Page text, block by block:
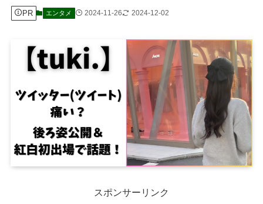
PR エンタメ 2024-11-26 2024-12-02
スポンサーリンク